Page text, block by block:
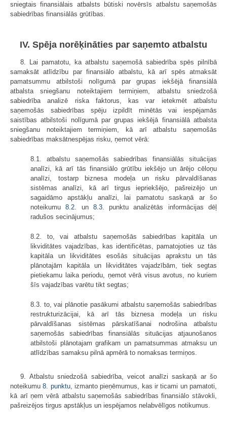
sniegtais finansiālais atbalsts būtiski novērsīs atbalstu saņemošās
sabiedrības finansiālās grūtības.
IV. Spēja norēķināties par saņemto atbalstu
8. Lai pamatotu, ka atbalstu saņemošā sabiedrība spēs pilnībā
samaksāt atlīdzību par finansiālo atbalstu, kā arī spēs atmaksāt
pamatsummu atbilstoši nolīgumā par grupas iekšējā finansiālā
atbalsta sniegšanu noteiktajiem termiņiem, atbalstu sniedzošā
sabiedrība analizē riska faktorus, kas var ietekmēt atbalstu
saņemošās sabiedrības spēju izpildīt minētās vai iespējamās
saistības atbilstoši nolīgumā par grupas iekšējā finansiālā atbalsta
sniegšanu noteiktajiem termiņiem, kā arī atbalstu saņemošās
sabiedrības maksātnespējas risku, ņemot vērā:
8.1. atbalstu saņemošās sabiedrības finansiālās situācijas
analīzi, kā arī tās finansiālo grūtību iekšējo un ārējo cēloņu
analīzi, tostarp biznesa modeļa un risku pārvaldīšanas
sistēmas analīzi, kā arī tirgus iepriekšējo, pašreizējo un
sagaidāmo apstākļu analīzi, lai pamatotu saskaņā ar šo
noteikumu8.2 . un 8.3. punktu analizētās informācijas dēļ
radušos secinājumus;
8.2. to, vai atbalstu saņemošās sabiedrības kapitāla un
likviditātes vajadzības, kas identificētas, pamatojoties uz tās
kapitāla un likviditātes esošās situācijas aprakstu un tās
plānotajām kapitāla un likviditātes vajadzībām, tiek segtas
pietiekamu laika periodu, ņemot vērā visus avotus, no kuriem
šīs vajadzības varētu tikt segtas;
8.3. to, vai plānotie pasākumi atbalstu saņemošās sabiedrības
restrukturizācijai, kā arī tās biznesa modeļa un risku
pārvaldīšanas sistēmas pārskatīšanai nodrošina atbalstu
saņemošās sabiedrības finansiālās situācijas atjaunošanos
atbilstoši plānotajam grafikam un pamatsummas atmaksu un
atlīdzības samaksu pilnā apmērā to nomaksas termiņos.
9. Atbalstu sniedzošā sabiedrība, veicot analīzi saskaņā ar šo
noteikumu8. punktu, izmanto pieņēmumus, kas ir ticami un pamatoti,
kā arī ņem vērā atbalstu saņemošās sabiedrības finansiālo stāvokli,
pašreizējos tirgus apstākļus un iespējamos nelabvēlīgos notikumus.